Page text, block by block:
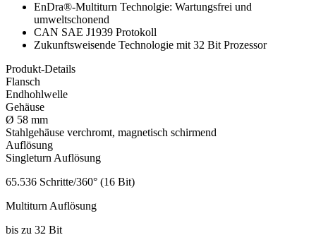
EnDra®-Multiturn Technolgie: Wartungsfrei und
umweltschonend
CAN SAE J1939 Protokoll
Zukunftsweisende Technologie mit 32 Bit Prozessor
Produkt-Details
Flansch
Endhohlwelle
Gehäuse
Ø 58 mm
Stahlgehäuse verchromt, magnetisch schirmend
Auflösung
Singleturn Auflösung
65.536 Schritte/360° (16 Bit)
Multiturn Auflösung
bis zu 32 Bit